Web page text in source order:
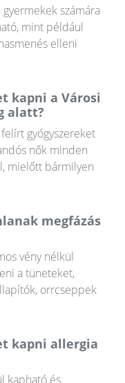
számára
mint például
elleni
kapni a Városi
alatt?
gyógyszereket
nők minden
mielőtt bármilyen
megfázás
vény nélkül
a tüneteket,
orrcseppek
kapni allergia
kapható és